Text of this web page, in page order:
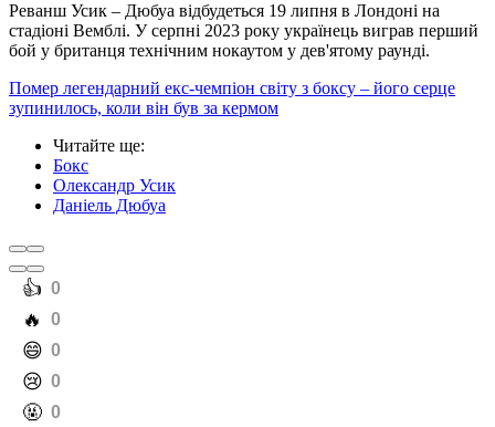
Реванш Усик – Дюбуа відбудеться 19 липня в Лондоні на
стадіоні Вемблі. У серпні 2023 року українець виграв перший
бой у британця технічним нокаутом у дев'ятому раунді.
Помер легендарний екс-чемпіон світу з боксу – його серце
зупинилось, коли він був за кермом
Читайте ще:
Бокс
Олександр Усик
Даніель Дюбуа
️👍 0
️🔥 0
️😄 0
️😢 0
️🤬 0